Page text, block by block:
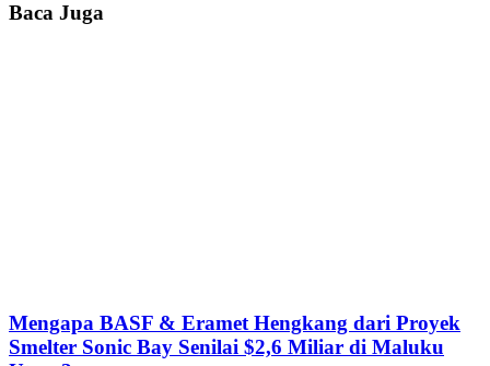
Baca Juga
Mengapa BASF & Eramet Hengkang dari Proyek
Smelter Sonic Bay Senilai $2,6 Miliar di Maluku